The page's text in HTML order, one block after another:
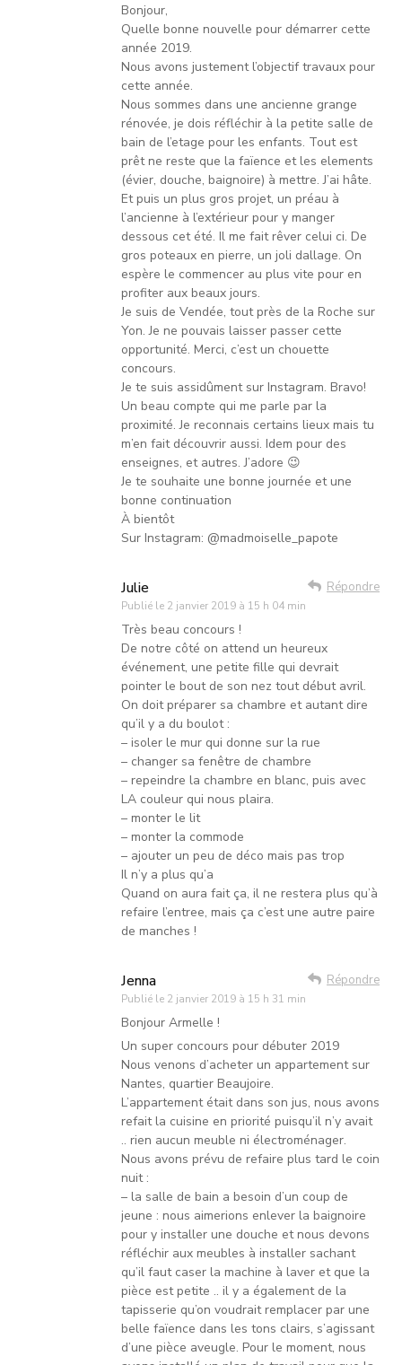
Bonjour,
Quelle bonne nouvelle pour démarrer cette
année 2019.
Nous avons justement l’objectif travaux pour
cette année.
Nous sommes dans une ancienne grange
rénovée, je dois réfléchir à la petite salle de
bain de l’etage pour les enfants. Tout est
prêt ne reste que la faïence et les elements
(évier, douche, baignoire) à mettre. J’ai hâte.
Et puis un plus gros projet, un préau à
l’ancienne à l’extérieur pour y manger
dessous cet été. Il me fait rêver celui ci. De
gros poteaux en pierre, un joli dallage. On
espère le commencer au plus vite pour en
profiter aux beaux jours.
Je suis de Vendée, tout près de la Roche sur
Yon. Je ne pouvais laisser passer cette
opportunité. Merci, c’est un chouette
concours.
Je te suis assidûment sur Instagram. Bravo!
Un beau compte qui me parle par la
proximité. Je reconnais certains lieux mais tu
m’en fait découvrir aussi. Idem pour des
enseignes, et autres. J’adore 😉
Je te souhaite une bonne journée et une
bonne continuation
À bientôt
Sur Instagram: @madmoiselle_papote
Julie
Publié le 2 janvier 2019 à 15 h 04 min
Répondre
Très beau concours !
De notre côté on attend un heureux
événement, une petite fille qui devrait
pointer le bout de son nez tout début avril.
On doit préparer sa chambre et autant dire
qu’il y a du boulot :
– isoler le mur qui donne sur la rue
– changer sa fenêtre de chambre
– repeindre la chambre en blanc, puis avec
LA couleur qui nous plaira.
– monter le lit
– monter la commode
– ajouter un peu de déco mais pas trop
Il n’y a plus qu’a
Quand on aura fait ça, il ne restera plus qu’à
refaire l’entree, mais ça c’est une autre paire
de manches !
Jenna
Publié le 2 janvier 2019 à 15 h 31 min
Répondre
Bonjour Armelle !
Un super concours pour débuter 2019
Nous venons d’acheter un appartement sur
Nantes, quartier Beaujoire.
L’appartement était dans son jus, nous avons
refait la cuisine en priorité puisqu’il n’y avait
.. rien aucun meuble ni électroménager.
Nous avons prévu de refaire plus tard le coin
nuit :
– la salle de bain a besoin d’un coup de
jeune : nous aimerions enlever la baignoire
pour y installer une douche et nous devons
réfléchir aux meubles à installer sachant
qu’il faut caser la machine à laver et que la
pièce est petite .. il y a également de la
tapisserie qu’on voudrait remplacer par une
belle faïence dans les tons clairs, s’agissant
d’une pièce aveugle. Pour le moment, nous